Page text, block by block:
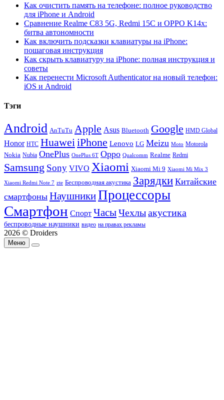
Как очистить память на телефоне: полное руководство
для iPhone и Android
Сравнение Realme C83 5G, Redmi 15C и OPPO K14x:
битва автономности
Как включить подсказки клавиатуры на iPhone:
пошаговая инструкция
Как скрыть клавиатуру на iPhone: полная инструкция и
советы
Как перенести Microsoft Authenticator на новый телефон:
iOS и Android
Тэги
Android AnTuTu Apple Asus Bluetooth Google HMD Global
Honor HTC HuaweiiPhone Lenovo LG Meizu Moto Motorola
Nokia Nubia OnePlus OnePlus 6T Oppo Qualcomm Realme Redmi
Samsung Sony VIVO Xiaomi Xiaomi Mi 9 Xiaomi Mi Mix 3
Xiaomi Redmi Note 7 zte Беспроводная акустика Зарядки Китайские
смартфоны НаушникиПроцессоры
Смартфон Спорт ЧасыЧехлыакустика
беспроводные наушники видео на правах рекламы
2026 © Droiders
Меню